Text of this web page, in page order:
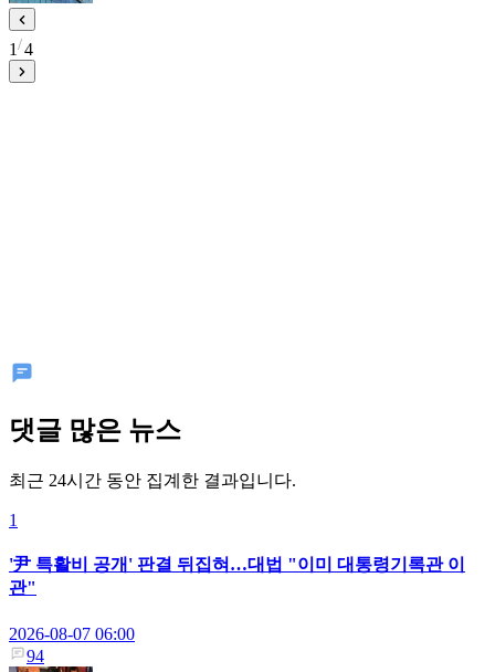
1 4
댓글 많은 뉴스
최근 24시간 동안 집계한 결과입니다.
1
'尹 특활비 공개' 판결 뒤집혀…대법 "이미 대통령기록관 이
관"
2026-08-07 06:00
94